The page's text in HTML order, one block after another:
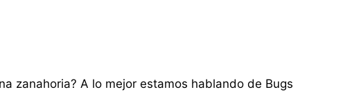
zanahoria? A lo mejor estamos hablando de Bugs